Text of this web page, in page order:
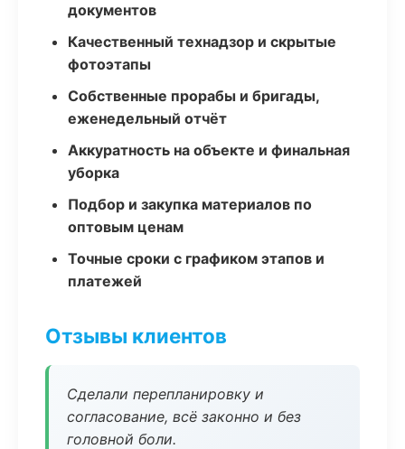
документов
Качественный технадзор и скрытые
фотоэтапы
Собственные прорабы и бригады,
еженедельный отчёт
Аккуратность на объекте и финальная
уборка
Подбор и закупка материалов по
оптовым ценам
Точные сроки с графиком этапов и
платежей
Отзывы клиентов
Сделали перепланировку и
согласование, всё законно и без
головной боли.